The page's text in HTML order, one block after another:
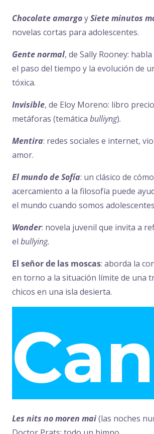
Chocolate amargoySiete minutos
novelas cortas para adolescentes.
Gente normal, de Sally Rooney:
el paso del tiempo y la evolución de
tóxica.
Invisible, de Eloy Moreno: libro
metáforas (temática bulliyng).
Mentira: redes sociales e internet,
amor.
El mundo de Sofía: un clásico de
acercamiento a la filosofía puede
el mundo cuando somos
Wonder: novela juvenil que invita a
el bullying.
El señor de las moscas: aborda la
en torno a la situación límite de una
chicos en una isla desierta.
Les nits no moren mai(las noches